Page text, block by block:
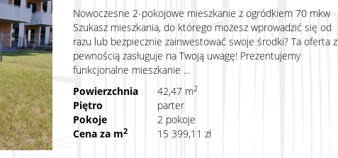
Nowoczesne 2-pokojowe mieszkanie z ogródkiem 70 mkw
Szukasz mieszkania, do którego możesz wprowadzić się od
razu lub bezpiecznie zainwestować swoje środki? Ta oferta z
pewnością zasługuje na Twoją uwagę! Prezentujemy
funkcjonalne mieszkanie ...
Powierzchnia
42,47 m2
Piętro
parter
Pokoje
2 pokoje
Cena za m2 15 399,11 zł